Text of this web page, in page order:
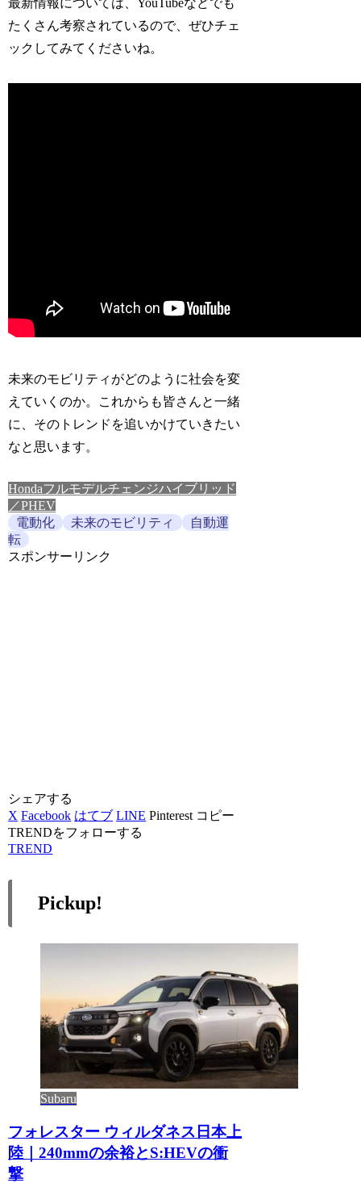
最新情報については、YouTubeなどでも
たくさん考察されているので、ぜひチェ
ックしてみてくださいね。
未来のモビリティがどのように社会を変
えていくのか。これからも皆さんと一緒
に、そのトレンドを追いかけていきたい
なと思います。
Hondaフルモデルチェンジハイブリッド
／PHEV
電動化
未来のモビリティ
自動運
転
スポンサーリンク
シェアする
X Facebook はてブ LINE Pinterest コピー
TRENDをフォローする
TREND
Pickup!
Subaru
フォレスター ウィルダネス日本上
陸｜240mmの余裕とS:HEVの衝
撃